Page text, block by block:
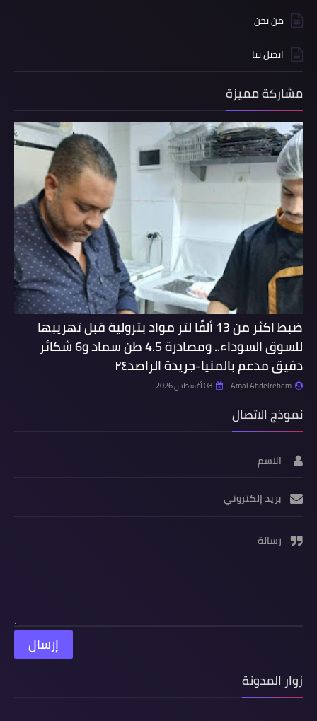
من نحن
اتصل بنا
مشاركة مميزة
ضبط اكثر من 13 ألفًا لتر مواد بترولية قبل تهريبها
للسوق السوداء.. ومصادرة 4.5 طن سماد و6 شكائر
دقيق مدعم بالمنيا-جريدة الراصد٢٤
Amal Abdelrehem 08 أغسطس 2026
نموذج الاتصال
الاسم
بريد إلكتروني
رسالة
زوار المدونة